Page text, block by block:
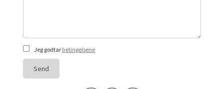
Jeg godtar betingelsene
Send